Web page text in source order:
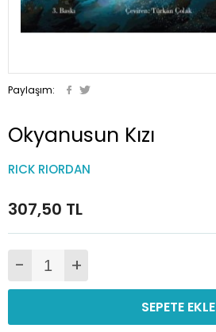
Paylaşım:
Okyanusun Kızı
RICK RIORDAN
307,50 TL
- +
SEPETE EKLE